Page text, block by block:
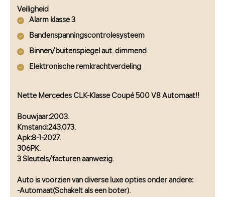
Veiligheid
Alarm klasse 3
Bandenspanningscontrolesysteem
Binnen/buitenspiegel aut. dimmend
Elektronische remkrachtverdeling
Nette Mercedes CLK-Klasse Coupé 500 V8 Automaat!!
Bouwjaar:2003.
Kmstand:243.073.
Apk:8-1-2027.
306PK.
3 Sleutels/facturen aanwezig.
Auto is voorzien van diverse luxe opties onder andere:
-Automaat(Schakelt als een boter).